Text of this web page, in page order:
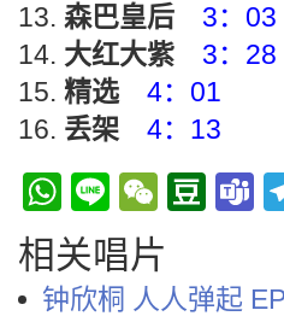
森巴皇后
3：03
大红大紫
3：28
精选
4：01
丢架
4：13
WhatsApp
Line
相关唱片
钟欣桐 人人弹起 EP